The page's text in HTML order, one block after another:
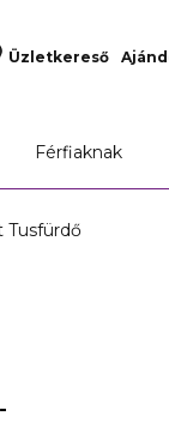
Üzletkereső
Férfiaknak
Tusfürdő